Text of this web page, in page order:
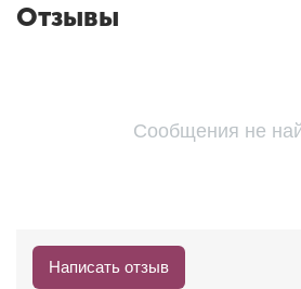
Отзывы
Сообщения не
Написать отзыв